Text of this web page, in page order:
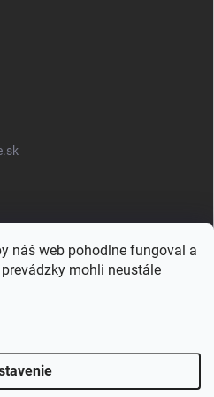
náš web pohodlne fungoval a
mohli neustále
Pricemania.sk